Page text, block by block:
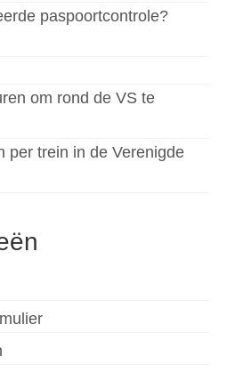
paspoortcontrole?
om rond de VS te
per trein in de Verenigde